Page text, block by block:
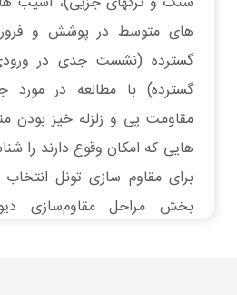
های متوسط در پوشش و
گسترده (نشست جدی در
گسترده) با مطالعه در
مقاومت پی و زلزله خیز بودن
هایی که امکان وقوع دارند را
برای مقاوم سازی تونل انتخاب
بخش مراحل مقاوم‌سازی